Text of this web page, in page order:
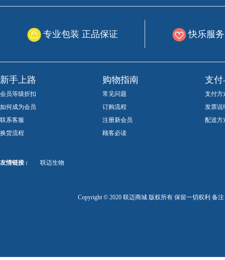
专业包装 正品保证 快乐服
新手上路
会员等级折扣
如何成为会员
联系客服
换货流程
购物指南
常见问题
订购流程
注册新会员
顾客必读
支付
支付方
发票说
配送方
友情链接 : 联迈生物
Copyright © 2020 联迈商城 版权所有 保留一切权利 备